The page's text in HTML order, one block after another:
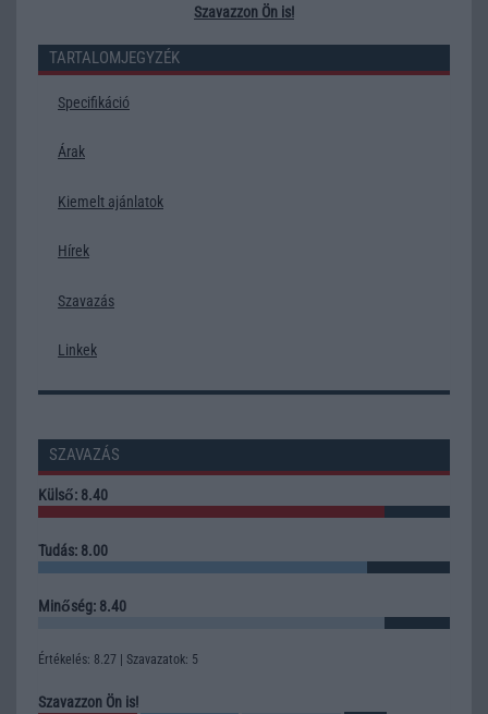
Szavazzon Ön is!
TARTALOMJEGYZÉK
Specifikáció
Árak
Kiemelt ajánlatok
Hírek
Szavazás
Linkek
SZAVAZÁS
Külső: 8.40
Tudás: 8.00
Minőség: 8.40
Értékelés: 8.27 | Szavazatok: 5
Szavazzon Ön is!